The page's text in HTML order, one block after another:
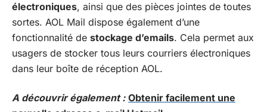
électroniques, ainsi que des pièces jointes de toutes
sortes. AOL Mail dispose également d’une
fonctionnalité de stockage d’emails. Cela permet aux
usagers de stocker tous leurs courriers électroniques
dans leur boîte de réception AOL.
A découvrir également : Obtenir facilement une